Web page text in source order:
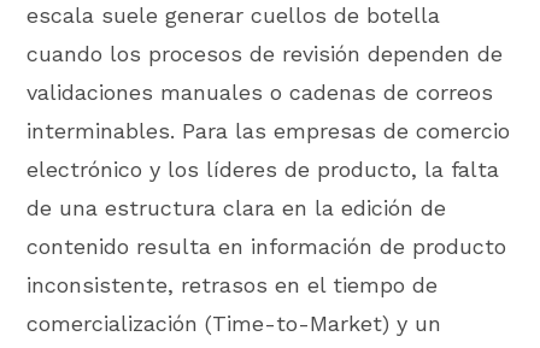
escala suele generar cuellos de botella
cuando los procesos de revisión dependen de
validaciones manuales o cadenas de correos
interminables. Para las empresas de comercio
electrónico y los líderes de producto, la falta
de una estructura clara en la edición de
contenido resulta en información de producto
inconsistente, retrasos en el tiempo de
comercialización (Time-to-Market) y un